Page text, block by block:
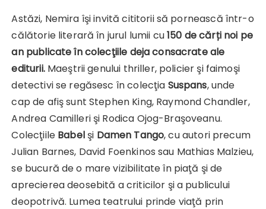
Astăzi, Nemira îşi invită cititorii să pornească într-o
călătorie literară în jurul lumii cu150 de cărți noi pe
an publicate în colecţiile deja consacrate ale
editurii.Maeştrii genului thriller, policier şi faimoşi
detectivi se regăsesc în colecţia Suspans, unde
cap de afiş sunt Stephen King, Raymond Chandler,
Andrea Camilleri şi Rodica Ojog-Braşoveanu.
Colecţiile Babel şi Damen Tango, cu autori precum
Julian Barnes, David Foenkinos sau Mathias Malzieu,
se bucură de o mare vizibilitate în piaţă şi de
aprecierea deosebită a criticilor şi a publicului
deopotrivă. Lumea teatrului prinde viaţă prin